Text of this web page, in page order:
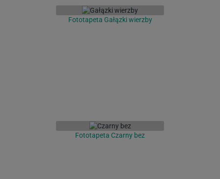
Fototapeta Gałązki wierzby
Fototapeta Czarny bez